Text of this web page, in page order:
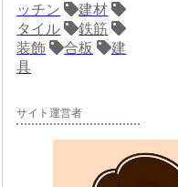
ッチン
建材
タイル
鉄筋
装飾
合板
建
具
サイト運営者